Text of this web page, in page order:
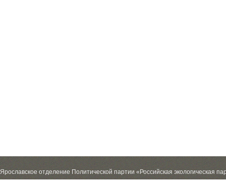
Ярославское отделение Политической партии «Российская экологическая